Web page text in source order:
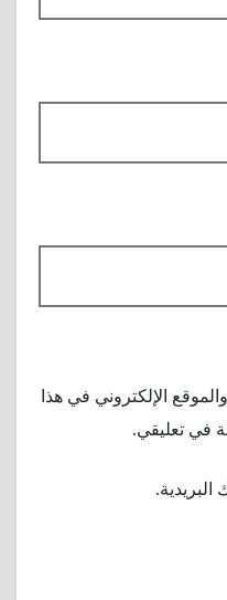
الإلكتروني في هذا
في تعليقي.